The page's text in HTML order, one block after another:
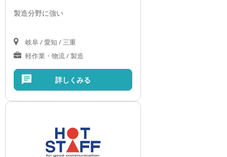
製造分野に強い
岐阜 / 愛知 / 三重
軽作業・物流 / 製造
詳しくみる